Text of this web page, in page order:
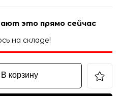
это прямо сейчас
на складе!
В корзину